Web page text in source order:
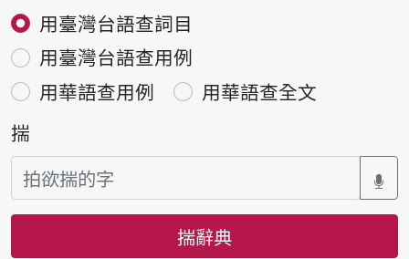
用臺灣台語查詞目
用臺灣台語查用例
用華語查用例
用華語查全文
揣
揣辭典